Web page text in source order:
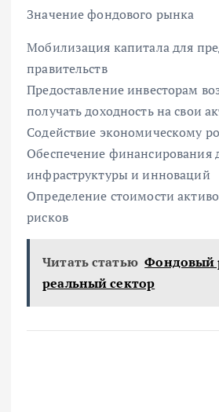
Значение фондового рынка
Мобилизация капитала для
правительств
Предоставление инвесторам
получать доходность на свои
Содействие экономическому
Обеспечение финансирования
инфраструктуры и инноваций
Определение стоимости
рисков
Читать статью Фондовый
реальный сектор